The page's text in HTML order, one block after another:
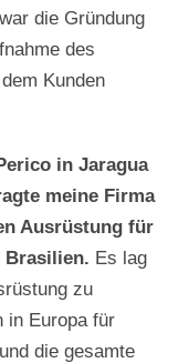
die Gründung
des
Kunden
in Jaragua
meine Firma
Ausrüstung für
Brasilien. Es lag
zu
in Europa für
die gesamte